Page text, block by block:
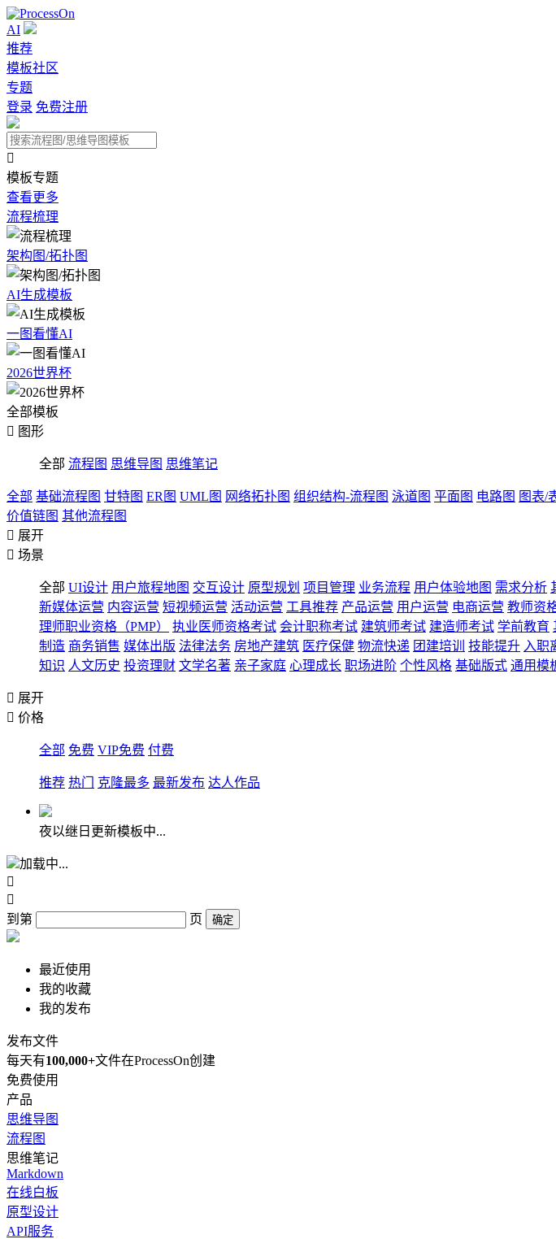
AI
推荐
模板社区
专题
登录 免费注册

模板专题
查看更多
流程梳理
架构图/拓扑图
AI生成模板
一图看懂AI
2026世界杯
全部模板
 图形
全部 流程图 思维导图 思维笔记
全部 基础流程图 甘特图 ER图 UML图 网络拓扑图 组织结构-流程图 泳道图 平面图 电路图 图表/
价值链图 其他流程图
 展开
 场景
全部 UI设计 用户旅程地图 交互设计 原型规划 项目管理 业务流程 用户体验地图 需求分析
新媒体运营 内容运营 短视频运营 活动运营 工具推荐 产品运营 用户运营 电商运营 教师资
理师职业资格（PMP）
执业医师资格考试 会计职称考试 建筑师考试 建造师考试 学前教育
制造 商务销售 媒体出版 法律法务 房地产建筑 医疗保健 物流快递 团建培训 技能提升 入职
知识 人文历史 投资理财 文学名著 亲子家庭 心理成长 职场进阶 个性风格 基础版式 通用模
 展开
 价格
全部 免费 VIP免费 付费
推荐 热门 克隆最多 最新发布 达人作品
夜以继日更新模板中...
加载中...


到第
页 确定
最近使用
我的收藏
我的发布
发布文件
每天有100,000+文件在ProcessOn创建
免费使用
产品
思维导图
流程图
思维笔记
Markdown
在线白板
原型设计
API服务